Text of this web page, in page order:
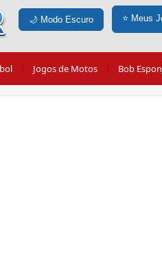
🌙 Modo Escuro ⭐ Meus
Jogos de Motos Bob